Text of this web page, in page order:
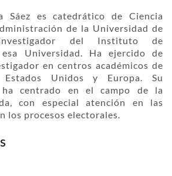
Sáez es catedrático de Ciencia
de la Universidad de
del Instituto de
Universidad. Ha ejercido de
en centros académicos de
Estados Unidos y Europa. Su
ha centrado en el campo de la
con especial atención en las
los procesos electorales.